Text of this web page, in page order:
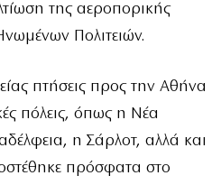
της αεροπορικής
Πολιτειών.
πτήσεις προς την Αθήνα
πόλεις, όπως η Νέα
η Σάρλοτ, αλλά και
πρόσφατα στο